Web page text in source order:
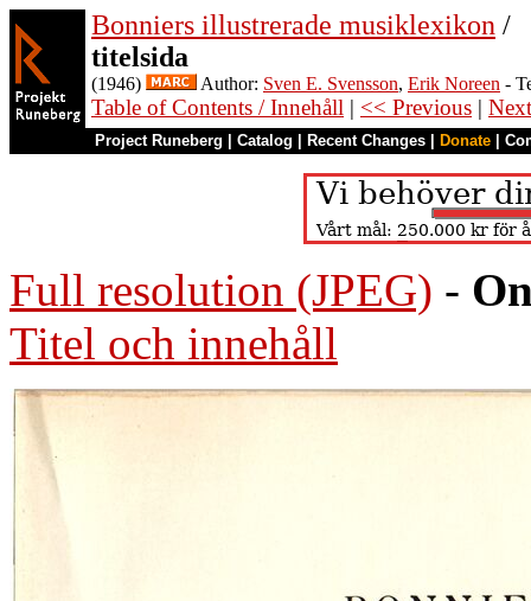
Bonniers illustrerade musiklexikon /
titelsida
(1946) Author: Sven E. Svensson, Erik Noreen -
Table of Contents / Innehåll | << Previous |
Project Runeberg Catalog Recent Changes Donate
Full resolution (JPEG) -
Titel och innehåll